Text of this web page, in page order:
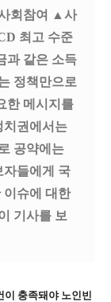
회참여 ▲사
최고 수준
과 같은 소득
정책만으로
한 메시지를
치권에서는
공약에는
자들에게 국
이슈에 대한
기사를 보
이 충족돼야 노인빈